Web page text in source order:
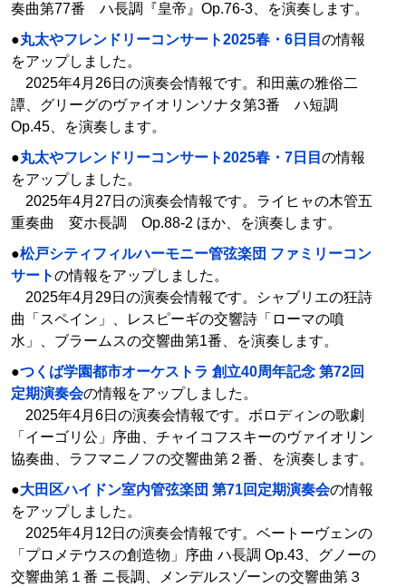
奏曲第77番 ハ長調『皇帝』Op.76-3、を演奏します。
●丸太やフレンドリーコンサート2025春・6日目 の情報
をアップしました。
2025年4月26日の演奏会情報です。和田薫の雅俗二
譚、グリーグのヴァイオリンソナタ第3番 ハ短調
Op.45、を演奏します。
●丸太やフレンドリーコンサート2025春・7日目 の情報
をアップしました。
2025年4月27日の演奏会情報です。ライヒャの木管五
重奏曲 変ホ長調 Op.88-2 ほか、を演奏します。
●松戸シティフィルハーモニー管弦楽団 ファミリーコン
サートの情報をアップしました。
2025年4月29日の演奏会情報です。シャブリエの狂詩
曲「スペイン」、レスピーギの交響詩「ローマの噴
水」、ブラームスの交響曲第1番、を演奏します。
●つくば学園都市オーケストラ 創立40周年記念 第72回
定期演奏会の情報をアップしました。
2025年4月6日の演奏会情報です。ボロディンの歌劇
「イーゴリ公」序曲、チャイコフスキーのヴァイオリン
協奏曲、ラフマニノフの交響曲第２番、を演奏します。
●大田区ハイドン室内管弦楽団 第71回定期演奏会の情報
をアップしました。
2025年4月12日の演奏会情報です。ベートーヴェンの
「プロメテウスの創造物」序曲 ハ長調 Op.43、グノーの
交響曲第１番 ニ長調、メンデルスゾーンの交響曲第３